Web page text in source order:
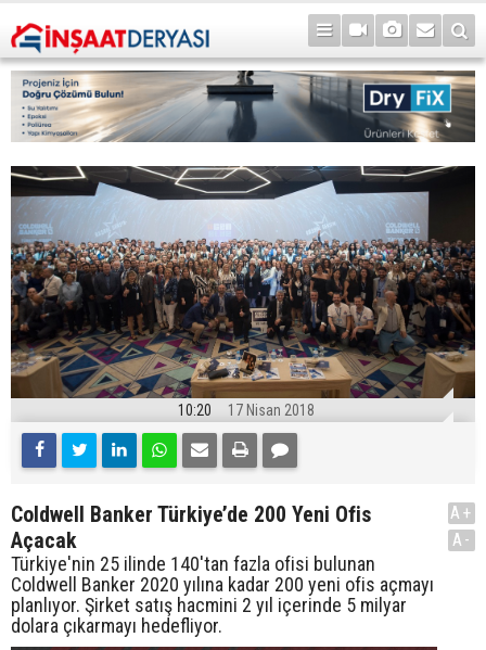
10:20 17 Nisan 2018
Coldwell Banker Türkiye’de 200 Yeni Ofis
Açacak
Türkiye'nin 25 ilinde 140'tan fazla ofisi bulunan
Coldwell Banker 2020 yılına kadar 200 yeni ofis açmayı
planlıyor. Şirket satış hacmini 2 yıl içerinde 5 milyar
dolara çıkarmayı hedefliyor.
A+
A-